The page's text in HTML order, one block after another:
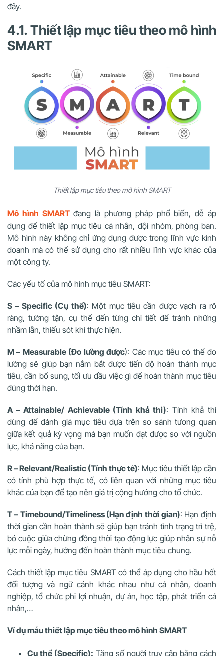
đây.
4.1. Thiết lập mục tiêu theo mô hình
SMART
Thiết lập mục tiêu theo mô hình SMART
Mô hình SMART đang là phương pháp phổ biến, dễ áp
dụng để thiết lập mục tiêu cá nhân, đội nhóm, phòng ban.
Mô hình này không chỉ ứng dụng được trong lĩnh vực kinh
doanh mà có thể sử dụng cho rất nhiều lĩnh vực khác của
một công ty.
Các yếu tố của mô hình mục tiêu SMART:
S – Specific (Cụ thể): Một mục tiêu cần được vạch ra rõ
ràng, tường tận, cụ thể đến từng chi tiết để tránh những
nhầm lẫn, thiếu sót khi thực hiện.
M – Measurable (Đo lường được): Các mục tiêu có thể đo
lường sẽ giúp bạn nắm bắt được tiến độ hoàn thành mục
tiêu, cần bổ sung, tối ưu đầu việc gì để hoàn thành mục tiêu
đúng thời hạn.
A – Attainable/ Achievable (Tính khả thi): Tính khả thi
dùng để đánh giá mục tiêu dựa trên so sánh tương quan
giữa kết quả kỳ vọng mà bạn muốn đạt được so với nguồn
lực, khả năng của bạn.
R – Relevant/Realistic (Tính thực tế): Mục tiêu thiết lập cần
có tính phù hợp thực tế, có liên quan với những mục tiêu
khác của bạn để tạo nên giá trị cộng hưởng cho tổ chức.
T – Timebound/Timeliness (Hạn định thời gian): Hạn định
thời gian cần hoàn thành sẽ giúp bạn tránh tình trạng trì trệ,
bỏ cuộc giữa chừng đồng thời tạo động lực giúp nhân sự nỗ
lực mỗi ngày, hướng đến hoàn thành mục tiêu chung.
Cách thiết lập mục tiêu SMART có thể áp dụng cho hầu hết
đối tượng và ngữ cảnh khác nhau như cá nhân, doanh
nghiệp, tổ chức phi lợi nhuận, dự án, học tập, phát triển cá
nhân,…
Ví dụ mẫu thiết lập mục tiêu theo mô hình SMART
Cụ thể (Specific): Tăng số người truy cập bằng cách